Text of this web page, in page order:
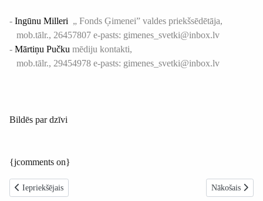
- Ingūnu Milleri „ Fonds Ģimenei” valdes priekšsēdētāja,
mob.tālr., 26457807 e-pasts: gimenes_svetki@inbox.lv
- Mārtiņu Pučku mēdiju kontakti,
mob.tālr., 29454978 e-pasts: gimenes_svetki@inbox.lv
Bildēs par dzīvi
{jcomments on}
Iepriekšējais raksts: Svētki Vērmanes dārzā
Iepriekšējais Nākamais
Nākošais